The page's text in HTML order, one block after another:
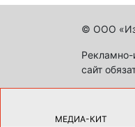
© ООО
Рекламно-
сайт
МЕДИА-КИТ
КАК ДЕВУШКЕ ПОМЕНЯТЬ
НА АВТОМОБИЛЕ |69178